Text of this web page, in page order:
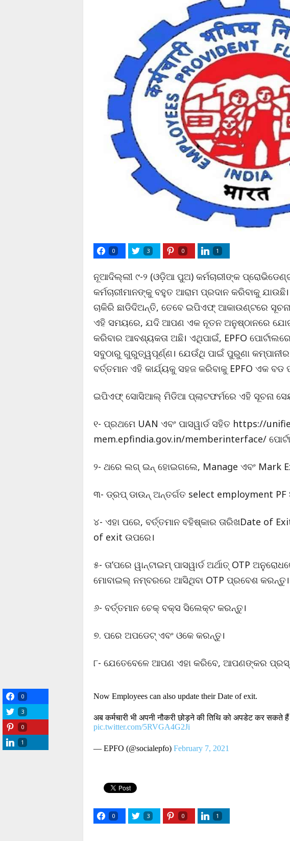
0 3 0 1
ନୂଆଦିଲ୍ଲୀ ୯-୨ (ଓଡ଼ିଆ ପୁଅ) କର୍ମଚାରୀଙ୍କ
କର୍ମଚାରୀମାନଙ୍କୁ ବହୁତ ଆରାମ ପ୍ରଦାନ କରିବାକୁ ଯାଉଛି।
ଚାକିରି ଛାଡିଦିଅନ୍ତି, ତେବେ ଇପିଏଫ୍ ଆକାଉଣ୍ଟରେ
ଏହି ସମୟରେ, ଯଦି ଆପଣ ଏକ ନୂତନ ଅନୁଷ୍ଠାନରେ ଯୋଗ
କରିବାର ଆବଶ୍ୟକତା ଅଛି। ଏଥିପାଇଁ, EPFO
ସବୁଠାରୁ ଗୁରୁତ୍ୱପୂର୍ଣ୍ଣ। ଯେଉଁଥି ପାଇଁ ପୁରୁଣା କମ୍ପାନୀର
ବର୍ତ୍ତମାନ ଏହି କାର୍ଯ୍ୟକୁ ସହଜ କରିବାକୁ EPFO ଏକ
ଇପିଏଫ୍ ସୋସିଆଲ୍ ମିଡିଆ ପ୍ଲାଟଫର୍ମରେ ଏହି ସୂଚନା
୧- ପ୍ରଥମେ UAN ଏବଂ ପାସୱାର୍ଡ ସହିତ https://
mem.epfindia.gov.in/memberinterface/
୨- ଥରେ ଲଗ୍ ଇନ୍ ହୋଇଗଲେ, Manage ଏବଂ Mark
୩- ଡ୍ରପ୍ ଡାଉନ୍ ଅନ୍ତର୍ଗତ select employment
୪- ଏହା ପରେ, ବର୍ତ୍ତମାନ ବହିଷ୍କାର ତାରିଖDate of
of exit ଉପରେ।
୫- ତା’ପରେ ୱାନ୍‌ଟାଇମ୍‌ ପାସୱାର୍ଡ ଅର୍ଥାତ୍ OTP
ମୋବାଇଲ୍ ନମ୍ବରରେ ଆସିଥିବା OTP ପ୍ରବେଶ କରନ୍ତୁ।
୬- ବର୍ତ୍ତମାନ ଚେକ୍ ବକ୍ସ ସିଲେକ୍ଟ କରନ୍ତୁ।
୭. ପରେ ଅପଡେଟ୍ ଏବଂ ଓକେ କରନ୍ତୁ।
୮- ଯେତେବେଳେ ଆପଣ ଏହା କରିବେ, ଆପଣଙ୍କର
Now Employees can also update their Date of exit.
अब कर्मचारी भी अपनी नौकरी छोड़ने की तिथि को अपडेट कर सकते
pic.twitter.com/5RVGA4G2Ji
— EPFO (@socialepfo) February 7, 2021
0 3 0 1
0
3
0
1